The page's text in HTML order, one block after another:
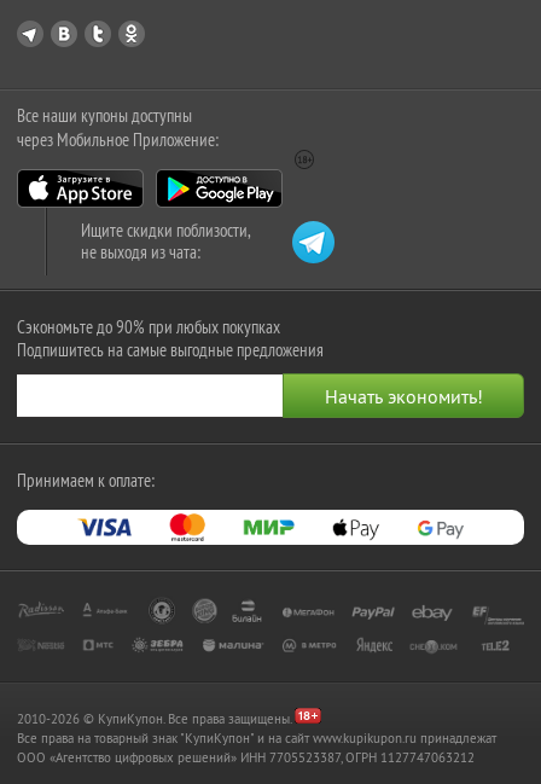
Все наши купоны доступны
через Мобильное Приложение:
Ищите скидки поблизости,
не выходя из чата:
Сэкономьте до 90% при любых покупках
Подпишитесь на самые выгодные предложения
Принимаем к оплате:
2010-2026 © КупиКупон. Все права защищены.
Все права на товарный знак "КупиКупон" и на сайт www.kupikupon.ru принадлежат
OOO «Агентство цифровых решений» ИНН 7705523387, ОГРН 1127747063212